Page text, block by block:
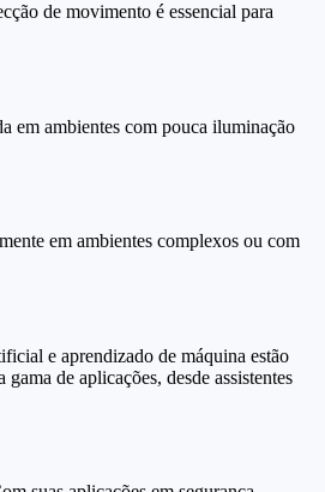
de movimento é essencial para
em ambientes com pouca iluminação
em ambientes complexos ou com
e aprendizado de máquina estão
de aplicações, desde assistentes